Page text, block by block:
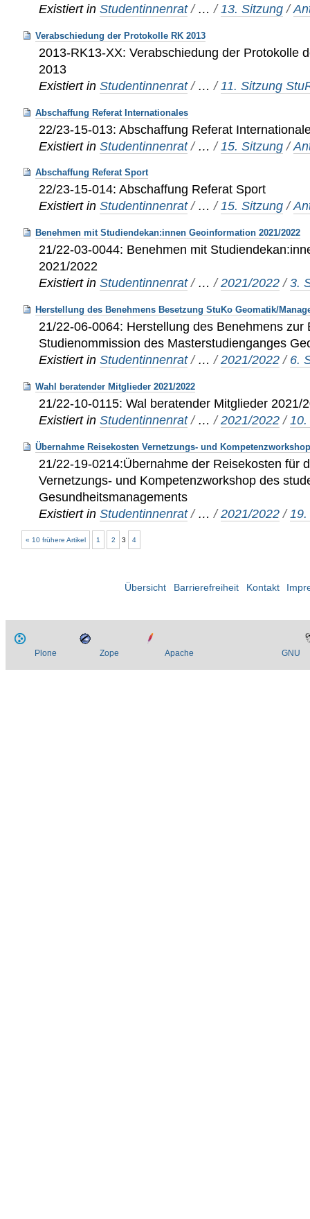
Existiert in Studentinnenrat / …/13. Sitzung /
Verabschiedung der Protokolle RK 2013
2013-RK13-XX: Verabschiedung der Protokolle
2013
Existiert in Studentinnenrat / …/ 11. Sitzung
Abschaffung Referat Internationales
22/23-15-013: Abschaffung Referat
Existiert in Studentinnenrat / …/ 15. Sitzung /
Abschaffung Referat Sport
22/23-15-014: Abschaffung Referat Sport
Existiert in Studentinnenrat / …/15. Sitzung /
Benehmen mit Studiendekan:innen Geoinformation 2021/2022
21/22-03-0044: Benehmen mit
2021/2022
Existiert in Studentinnenrat / …/2021/2022 /3.
Herstellung des Benehmens Besetzung StuKo Geomatik/
21/22-06-0064: Herstellung des Benehmens zur
Studienommission des Masterstudienganges
Existiert in Studentinnenrat / …/2021/2022 / 6.
Wahl beratender Mitglieder 2021/2022
21/22-10-0115: Wal beratender Mitglieder 2021/
Existiert in Studentinnenrat / …/2021/2022 /
Übernahme Reisekosten Vernetzungs- und
21/22-19-0214:Übernahme der Reisekosten für
Vernetzungs- und Kompetenzworkshop des
Gesundheitsmanagements
Existiert in Studentinnenrat / …/2021/2022 /
« 10 frühere Artikel 1 2 3 4
Übersicht Barrierefreiheit Kontakt
Plone Zope Apache GNU